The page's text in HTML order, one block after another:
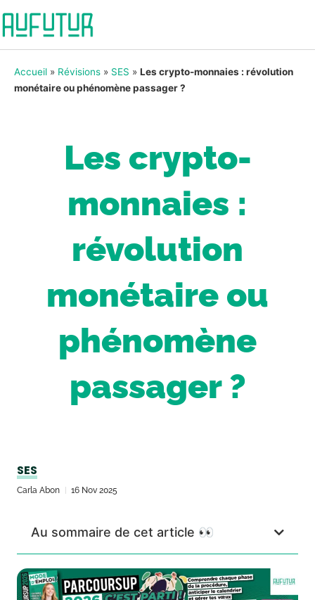
Accueil » Révisions » SES » Les crypto-monnaies : révolution
monétaire ou phénomène passager ?
Les crypto-
monnaies :
révolution
monétaire ou
phénomène
passager ?
SES
Carla Abon 16 Nov 2025
Au sommaire de cet article 👀